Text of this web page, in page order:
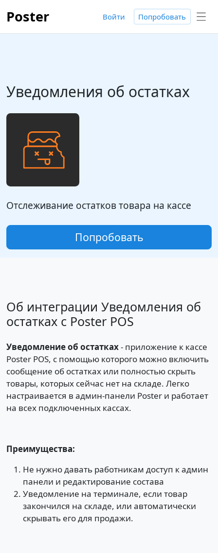
Poster Войти Попробовать
Уведомления об остатках
Отслеживание остатков товара на кассе
Попробовать
Об интеграции Уведомления об
остатках с Poster POS
Уведомление об остатках- приложение к кассе
Poster POS, с помощью которого можно включить
сообщение об остатках или полностью скрыть
товары, которых сейчас нет на складе. Легко
настраивается в админ-панели Poster и работает
на всех подключенных кассах.
Преимущества:
Не нужно давать работникам доступ к админ
панели и редактирование состава
Уведомление на терминале, если товар
закончился на складе, или автоматически
скрывать его для продажи.